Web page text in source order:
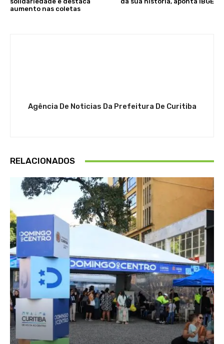
aumento nas coletas
Agência De Noticias Da Prefeitura De Curitiba
RELACIONADOS